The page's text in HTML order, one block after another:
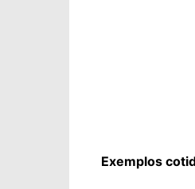
Exemplos